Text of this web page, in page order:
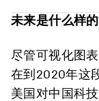
未来是什么样的
尽管可视化图
在到2020年这
美国对中国科